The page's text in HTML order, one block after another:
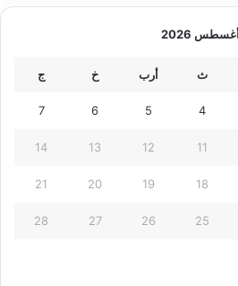
2026
ث أرب خ ج
4
5
6
7
11
12
13
14
18
19
20
21
25
26
27
28